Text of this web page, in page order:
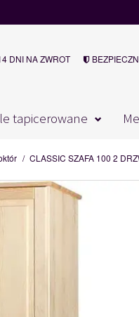
DNI NA ZWROT
tapicerowane
/ CLASSIC SZAFA 100 2